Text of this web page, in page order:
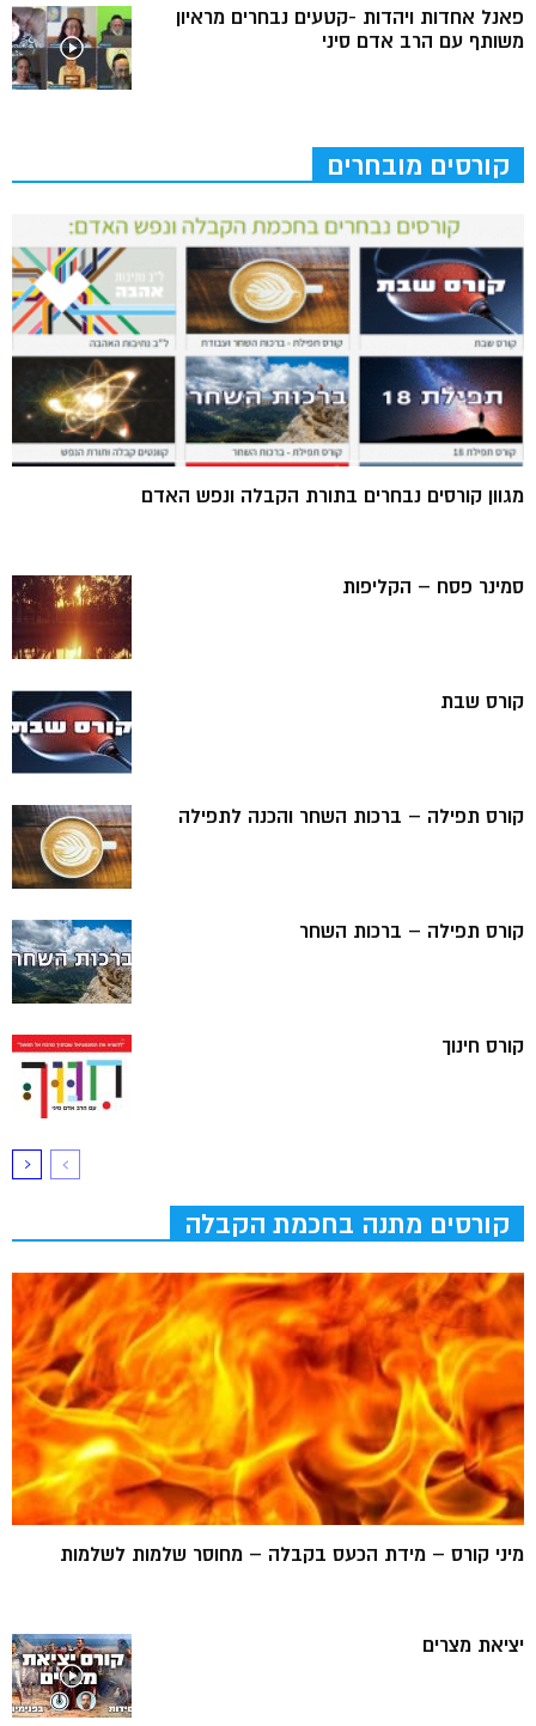
פאנל אחדות ויהדות -קטעים נבחרים מראיון
משותף עם הרב אדם סיני
קורסים מובחרים
מגוון קורסים נבחרים בתורת הקבלה ונפש האדם
סמינר פסח – הקליפות
קורס שבת
קורס תפילה – ברכות השחר והכנה לתפילה
קורס תפילה – ברכות השחר
קורס חינוך
קורסים מתנה בחכמת הקבלה
מיני קורס – מידת הכעס בקבלה – מחוסר שלמות לשלמות
יציאת מצרים